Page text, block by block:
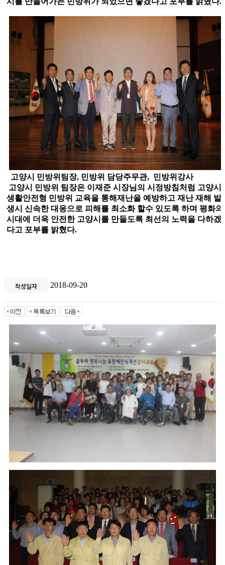
고양시 민방위팀장, 민방위 담당주무관, 민방위강사
고양시 민방위 팀장은 이재준 시장님의 시정방침처럼 고양시
생활안전형 민방위 교육을 통해재난을 예방하고 재난 재해 발
생시 신속한 대응으로 피해를 최소화 할수 있도록 하며 평화의
시대에 더욱 안전한 고양시를 만들도록 최선의 노력을 다하겠
다고 포부를 밝혔다.
작성일자 2018-09-20